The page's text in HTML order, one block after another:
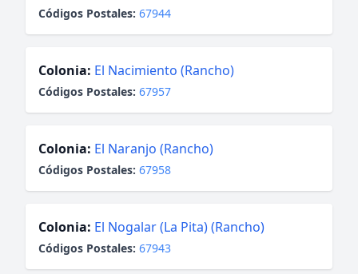
Códigos Postales: 67944
Colonia: El Nacimiento (Rancho)
Códigos Postales: 67957
Colonia: El Naranjo (Rancho)
Códigos Postales: 67958
Colonia: El Nogalar (La Pita) (Rancho)
Códigos Postales: 67943